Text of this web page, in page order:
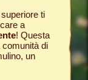
ti
a
! Questa
comunità di
un
Tutto
nella
Per
nella
Come